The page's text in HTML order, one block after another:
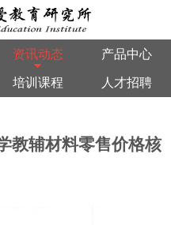
资讯动态 产品中心
培训课程
人才招聘
教辅材料零售价格核